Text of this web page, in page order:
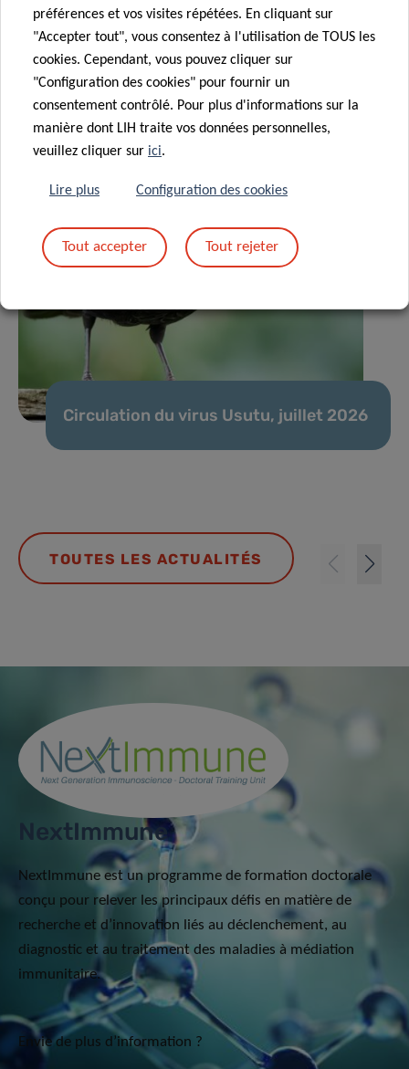
Circulation du virus Usutu, juillet 2026
TOUTES LES ACTUALITÉS
NextImmune
NextImmune est un programme de formation doctorale
conçu pour relever les principaux défis en matière de
recherche et d’innovation liés au déclenchement, au
diagnostic et au traitement des maladies à médiation
immunitaire.
Envie de plus d’information ?
préférences et vos visites répétées. En cliquant sur
"Accepter tout", vous consentez à l'utilisation de TOUS les
cookies. Cependant, vous pouvez cliquer sur
"Configuration des cookies" pour fournir un
consentement contrôlé. Pour plus d'informations sur la
manière dont LIH traite vos données personnelles,
veuillez cliquer sur ici.
Lire plus Configuration des cookies
Tout accepter Tout rejeter